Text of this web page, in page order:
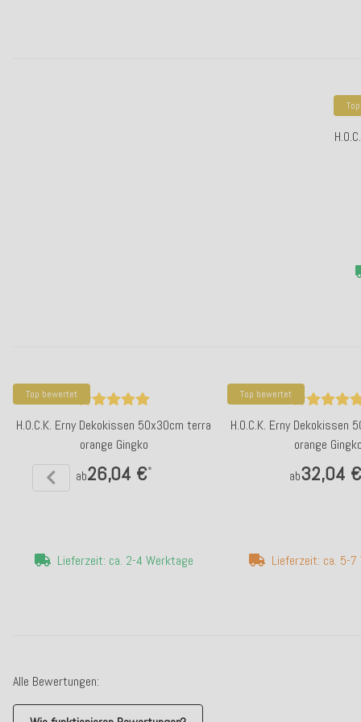
Alle Bewertungen:
Top bewertet
H.O.C.K. Erny Dekokissen 50x30cm terra
orange Gingko
ab26,04 €*
Lieferzeit: ca. 2-4 Werktage
Top bewertet
H.O.C.K. Erny Dekokissen
orange
ab32,04 €
Lieferzeit: ca. 5-7